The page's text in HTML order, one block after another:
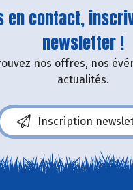
en contact,
newsletter !
nos offres, nos
actualités.
Inscription